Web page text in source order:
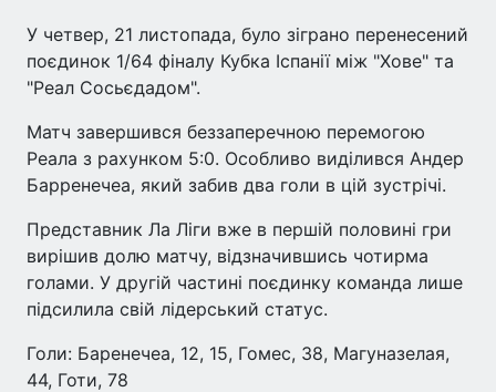
У четвер, 21 листопада, було зіграно перенесений
поєдинок 1/64 фіналу Кубка Іспанії між "Хове" та
"Реал Сосьєдадом".
Матч завершився беззаперечною перемогою
Реала з рахунком 5:0. Особливо виділився Андер
Барренечеа, який забив два голи в цій зустрічі.
Представник Ла Ліги вже в першій половині гри
вирішив долю матчу, відзначившись чотирма
голами. У другій частині поєдинку команда лише
підсилила свій лідерський статус.
Голи: Баренечеа, 12, 15, Гомес, 38, Магуназелая,
44, Готи, 78